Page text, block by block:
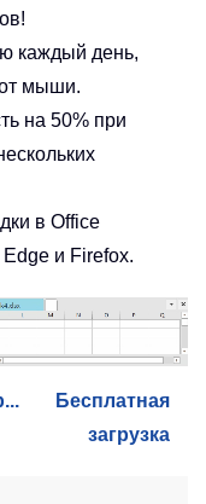
каждый день,
мыши.
на 50% при
в Office
и Firefox.
Бесплатная
загрузка